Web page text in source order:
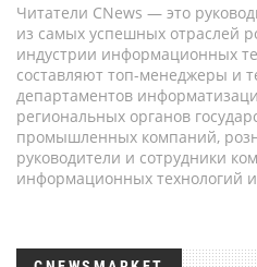
Читатели CNews — это
из самых успешных отраслей
индустрии информационных
составляют топ-менеджеры и
департаментов
региональных органов
промышленных компаний,
руководители и сотрудники
информационных технологий и